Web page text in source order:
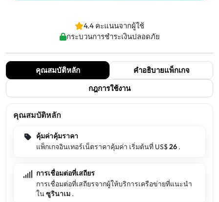
4.4 คะแนนจากผู้ใช้
กระบวนการชำระเงินปลอดภัย
คุณสมบัติหลัก
คำอธิบายแพ็กเกจ
กฎการใช้งาน
คุณสมบัติหลัก
คุ้มค่าคุ้มราคา
แพ็กเกจอินเทอร์เน็ตราคาคุ้มค่า เริ่มต้นที่ US$26 .
การเชื่อมต่อที่เสถียร
การเชื่อมต่อที่เสถียรจากผู้ให้บริการเครือข่ายที่แนะนำ
ในซูรินาเม .